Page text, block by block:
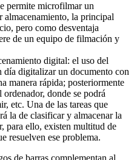
permite microfilmar un
almacenamiento, la principal
pero como desventaja
de un equipo de filmación y
digital: el uso del
día digitalizar un documento con
manera rápida; posteriormente
donde se podrá
etc. Una de las tareas que
la de clasificar y almacenar la
para ello, existen multitud de
resuelven ese problema.